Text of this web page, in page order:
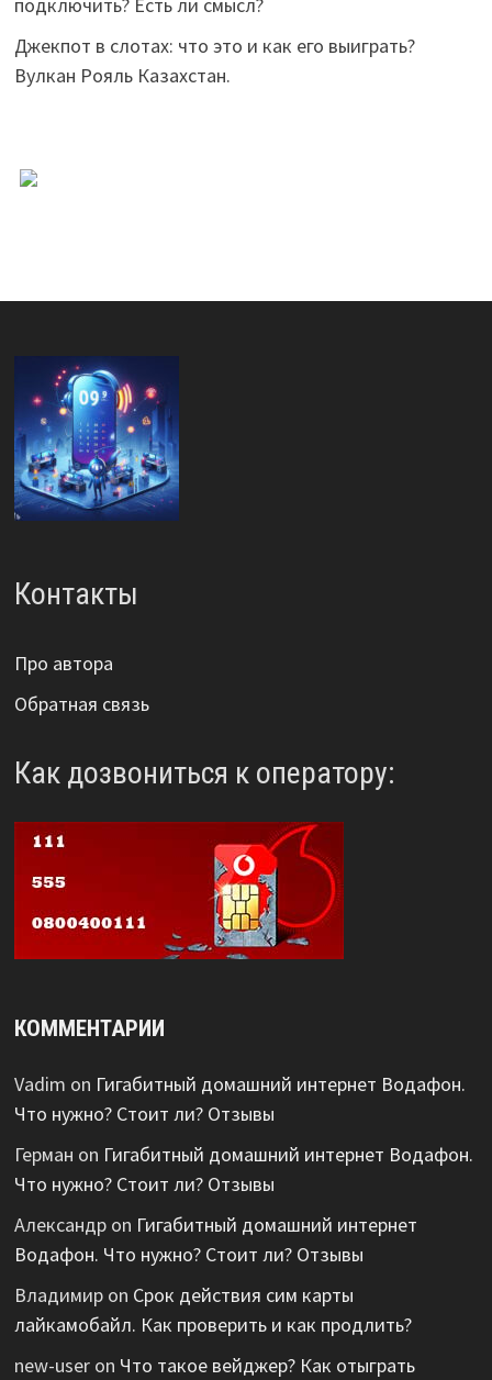
Джекпот в слотах: что это и как его выиграть?
Вулкан Рояль Казахстан.
Контакты
Про автора
Обратная связь
Как дозвониться к оператору:
КОММЕНТАРИИ
Vadim on Гигабитный домашний интернет Водафон.
Что нужно? Стоит ли? Отзывы
Герман on Гигабитный домашний интернет Водафон.
Что нужно? Стоит ли? Отзывы
Александрon Гигабитный домашний интернет
Водафон. Что нужно? Стоит ли? Отзывы
Владимирon Срок действия сим карты
лайкамобайл. Как проверить и как продлить?
new-useron Что такое вейджер? Как отыграть